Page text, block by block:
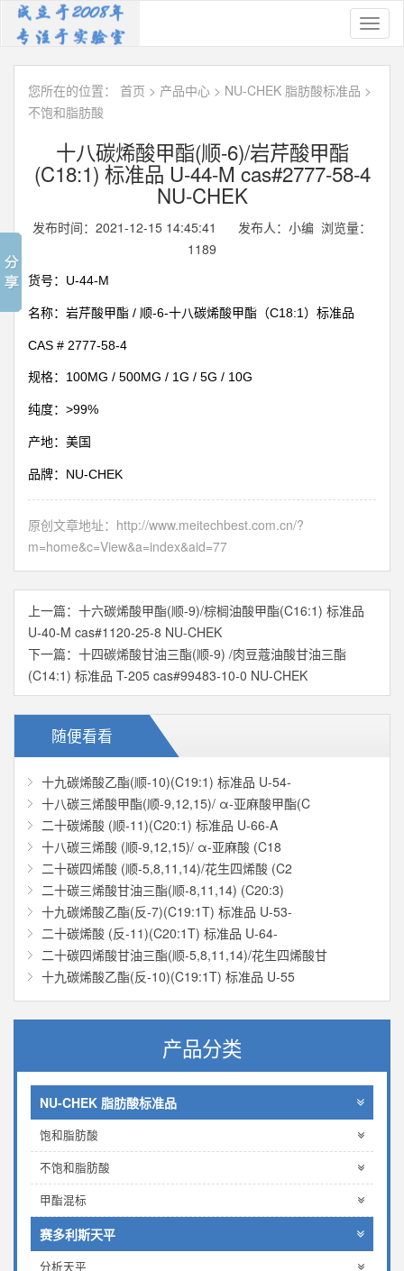
您所在的位置： 首页 > 产品中心 > NU-CHEK 脂肪酸标准品 >
不饱和脂肪酸
十八碳烯酸甲酯(顺-6)/岩芹酸甲酯
(C18:1) 标准品 U-44-M cas#2777-58-4
NU-CHEK
发布时间：2021-12-15 14:45:41 发布人：小编 浏览量：
1189
货号： U-44-M
名称：岩芹酸甲酯 / 顺-6-十八碳烯酸甲酯（C18:1 ）标准品
CAS # 2777-58-4
规格： 100MG / 500MG / 1G / 5G / 10G
纯度： >99%
产地：美国
品牌： NU-CHEK
原创文章地址： http://www.meitechbest.com.cn/?
m=home&c=View&a=index&aid=77
上一篇： 十六碳烯酸甲酯(顺-9)/棕榈油酸甲酯(C16:1) 标准品
U-40-M cas#1120-25-8 NU-CHEK
下一篇： 十四碳烯酸甘油三酯(顺-9) /肉豆蔻油酸甘油三酯
(C14:1) 标准品 T-205 cas#99483-10-0 NU-CHEK
随便看看
十九碳烯酸乙酯(顺-10)(C19:1) 标准品 U-54-
十八碳三烯酸甲酯(顺-9,12,15)/ α-亚麻酸甲酯(C
二十碳烯酸 (顺-11)(C20:1) 标准品 U-66-A
十八碳三烯酸 (顺-9,12,15)/ α-亚麻酸 (C18
二十碳四烯酸 (顺-5,8,11,14)/花生四烯酸 (C2
二十碳三烯酸甘油三酯(顺-8,11,14) (C20:3)
十九碳烯酸乙酯(反-7)(C19:1T) 标准品 U-53-
二十碳烯酸 (反-11)(C20:1T) 标准品 U-64-
二十碳四烯酸甘油三酯(顺-5,8,11,14)/花生四烯酸甘
十九碳烯酸乙酯(反-10)(C19:1T) 标准品 U-55
产品分类
NU-CHEK 脂肪酸标准品
饱和脂肪酸
不饱和脂肪酸
甲酯混标
赛多利斯天平
分析天平